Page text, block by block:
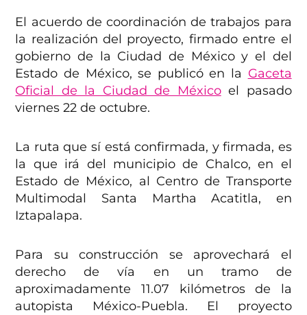
El acuerdo de coordinación de trabajos para
la realización del proyecto, firmado entre el
gobierno de la Ciudad de México y el del
Estado de México, se publicó en la Gaceta
Oficial de la Ciudad de Méxicoel pasado
viernes 22 de octubre.
La ruta que sí está confirmada, y firmada, es
la que irá del municipio de Chalco, en el
Estado de México, al Centro de Transporte
Multimodal Santa Martha Acatitla, en
Iztapalapa.
Para su construcción se aprovechará el
derecho de vía en un tramo de
aproximadamente 11.07 kilómetros de la
autopista México-Puebla. El proyecto